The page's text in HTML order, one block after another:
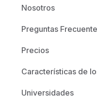
Nosotros
Preguntas
Precios
Características de
Universidades